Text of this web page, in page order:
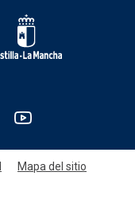
Mapa del sitio